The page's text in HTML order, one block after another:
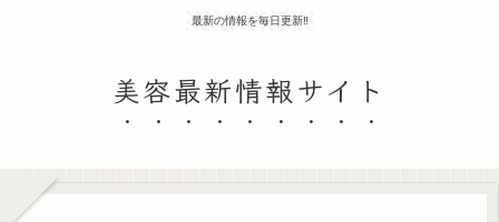
最新の情報を毎日更新‼
美容最新情報サイト